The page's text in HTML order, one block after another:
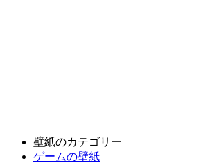
壁紙のカテゴリー
ゲームの壁紙